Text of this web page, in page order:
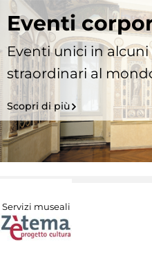
Eventi
Eventi unici in
straordinari al
Scopri di più
Servizi museali